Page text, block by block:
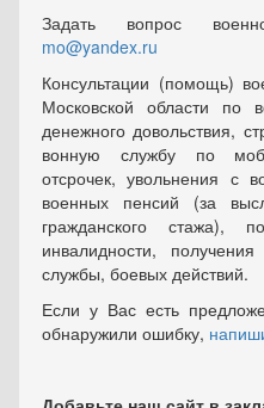
Задать вопрос
mo@yandex.ru
Консультации (помощь)
Московской области по
денежного довольствия,
вонную службу по
отсрочек, увольнения с
военных пенсий (за
гражданского стажа),
инвалидности,
службы, боевых действий.
Если у Вас есть
обнаружили ошибку,